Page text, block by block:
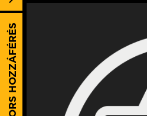
GYORS HOZZÁFÉRÉS